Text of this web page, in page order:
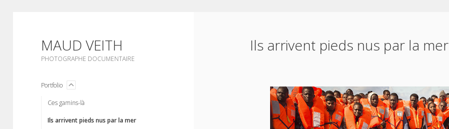
MAUD VEITH
PHOTOGRAPHE DOCUMENTAIRE
Portfolioopen
Ces gamins-là
Ils arrivent pieds nus par la mer
Ils arrivent pieds nus par la mer